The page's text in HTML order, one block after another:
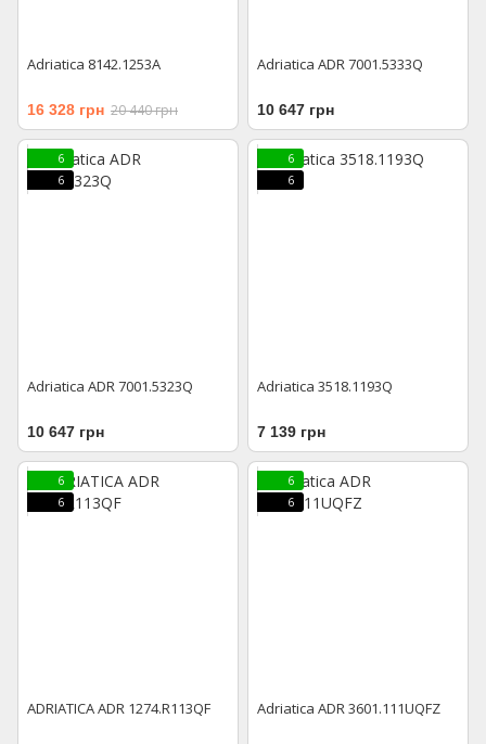
Adriatica 8142.1253A
16 328 грн 20 440 грн
Adriatica ADR 7001.5333Q
10 647 грн
6
6
Adriatica ADR 7001.5323Q
10 647 грн
6
6
Adriatica 3518.1193Q
7 139 грн
6
6
ADRIATICA ADR 1274.R113QF
6
6
Adriatica ADR 3601.111UQFZ